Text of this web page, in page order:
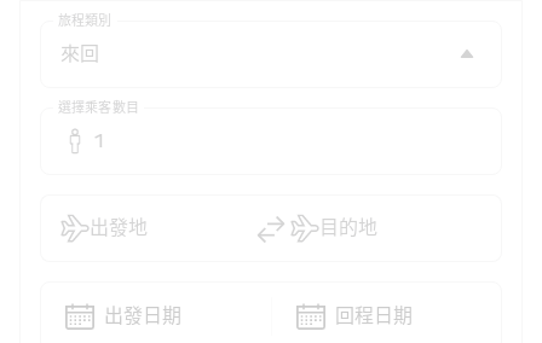
旅程類別
選擇乘客數目
1
出發地 目的地
出發日期 回程日期